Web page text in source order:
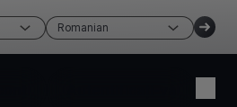
Romanian